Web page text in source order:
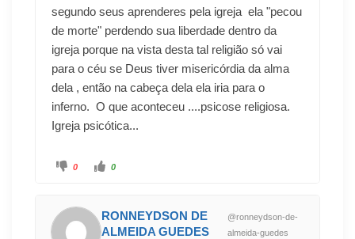
segundo seus aprenderes pela igreja ela "pecou
de morte" perdendo sua liberdade dentro da
igreja porque na vista desta tal religião só vai
para o céu se Deus tiver misericórdia da alma
dela , então na cabeça dela ela iria para o
inferno. O que aconteceu ....psicose religiosa.
Igreja psicótica...
0 0
RONNEYDSON DE
ALMEIDA GUEDES
@ronneydson-de-
almeida-guedes